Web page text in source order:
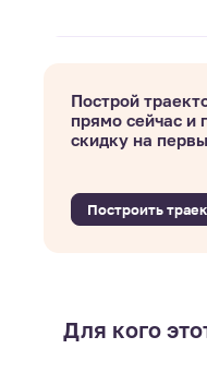
Построй
прямо сейчас и
скидку на
Построить
Для кого